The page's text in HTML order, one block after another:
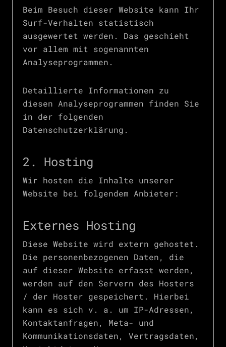
Beim Besuch dieser Website kann Ihr
Surf-Verhalten statistisch
ausgewertet werden. Das geschieht
vor allem mit sogenannten
Analyseprogrammen.
Detaillierte Informationen zu
diesen Analyseprogrammen finden Sie
in der folgenden
Datenschutzerklärung.
2. Hosting
Wir hosten die Inhalte unserer
Website bei folgendem Anbieter:
Externes Hosting
Diese Website wird extern gehostet.
Die personenbezogenen Daten, die
auf dieser Website erfasst werden,
werden auf den Servern des Hosters
/ der Hoster gespeichert. Hierbei
kann es sich v. a. um IP-Adressen,
Kontaktanfragen, Meta- und
Kommunikationsdaten, Vertragsdaten,